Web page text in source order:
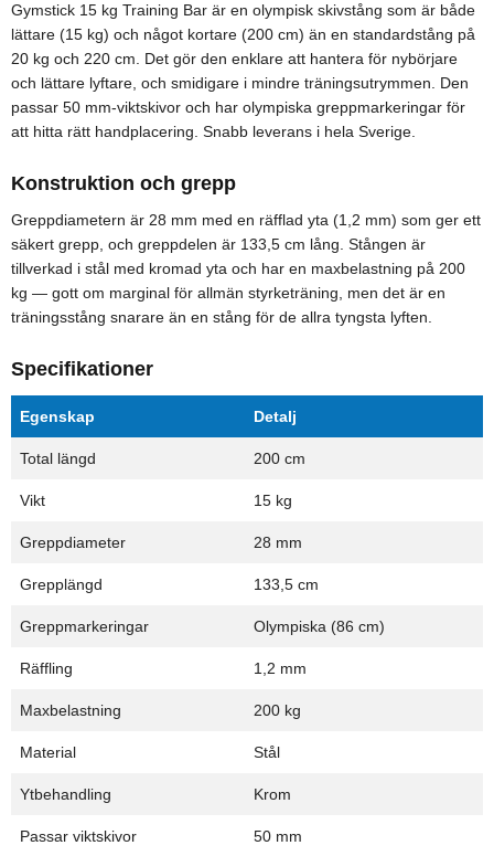
Gymstick 15 kg Training Bar är en olympisk skivstång som är både
lättare (15 kg) och något kortare (200 cm) än en standardstång på
20 kg och 220 cm. Det gör den enklare att hantera för nybörjare
och lättare lyftare, och smidigare i mindre träningsutrymmen. Den
passar 50 mm-viktskivor och har olympiska greppmarkeringar för
att hitta rätt handplacering. Snabb leverans i hela Sverige.
Konstruktion och grepp
Greppdiametern är 28 mm med en räfflad yta (1,2 mm) som ger ett
säkert grepp, och greppdelen är 133,5 cm lång. Stången är
tillverkad i stål med kromad yta och har en maxbelastning på 200
kg — gott om marginal för allmän styrketräning, men det är en
träningsstång snarare än en stång för de allra tyngsta lyften.
Specifikationer
Egenskap Detalj
Total längd 200 cm
Vikt 15 kg
Greppdiameter 28 mm
Grepplängd 133,5 cm
Greppmarkeringar Olympiska (86 cm)
Räffling 1,2 mm
Maxbelastning 200 kg
Material Stål
Ytbehandling Krom
Passar viktskivor 50 mm